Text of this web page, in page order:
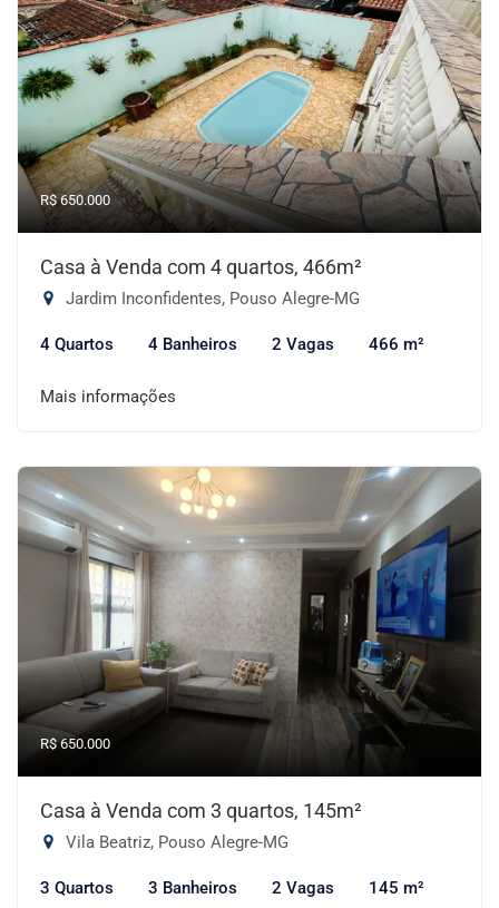
R$ 650.000
Casa à Venda com 4 quartos, 466m²
Jardim Inconfidentes, Pouso Alegre-MG
4 Quartos 4 Banheiros 2 Vagas 466 m²
Mais informações
R$ 650.000
Casa à Venda com 3 quartos, 145m²
Vila Beatriz, Pouso Alegre-MG
3 Quartos 3 Banheiros 2 Vagas 145 m²